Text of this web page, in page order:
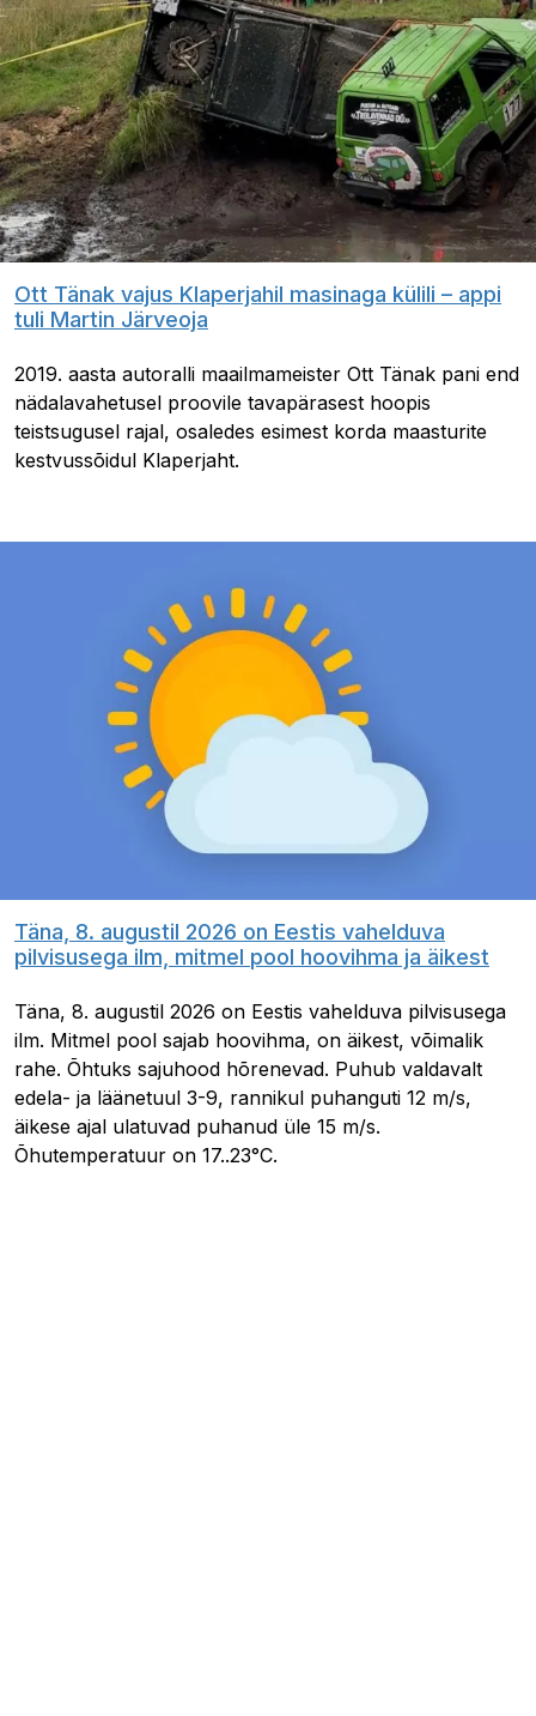
Ott Tänak vajus Klaperjahil masinaga külili – appi
tuli Martin Järveoja
2019. aasta autoralli maailmameister Ott Tänak pani end
nädalavahetusel proovile tavapärasest hoopis
teistsugusel rajal, osaledes esimest korda maasturite
kestvussõidul Klaperjaht.
Täna, 8. augustil 2026 on Eestis vahelduva
pilvisusega ilm, mitmel pool hoovihma ja äikest
Täna, 8. augustil 2026 on Eestis vahelduva pilvisusega
ilm. Mitmel pool sajab hoovihma, on äikest, võimalik
rahe. Õhtuks sajuhood hõrenevad. Puhub valdavalt
edela- ja läänetuul 3-9, rannikul puhanguti 12 m/s,
äikese ajal ulatuvad puhanud üle 15 m/s.
Õhutemperatuur on 17..23°C.